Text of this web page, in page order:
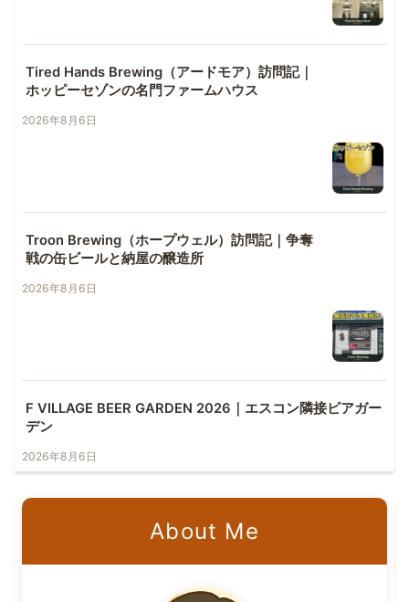
Tired Hands Brewing（アードモア）訪問記｜
ホッピーセゾンの名門ファームハウス
2026年8月6日
Troon Brewing（ホープウェル）訪問記｜争奪
戦の缶ビールと納屋の醸造所
2026年8月6日
F VILLAGE BEER GARDEN 2026｜エスコン隣接ビアガー
デン
2026年8月6日
About Me